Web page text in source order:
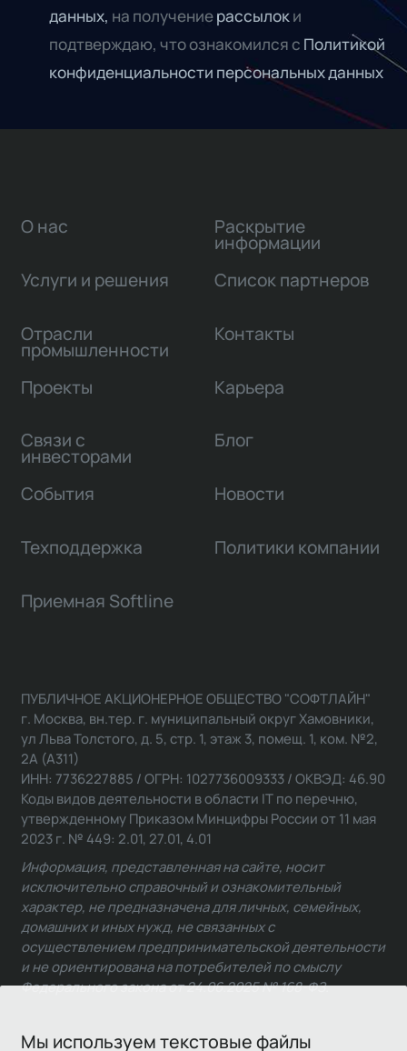
данных, на получениерассылоки
подтверждаю, что ознакомился с Политикой
конфиденциальности персональных данных
Мы используем текстовые файлы
О нас
Услуги и решения
Отрасли
промышленности
Проекты
Связи с
инвесторами
Раскрытие
информации
Список партнеров
Контакты
Карьера
Блог
События Новости
Техподдержка Политики компании
Приемная Softline
ПУБЛИЧНОЕ АКЦИОНЕРНОЕ ОБЩЕСТВО "СОФТЛАЙН"
г. Москва, вн.тер. г. муниципальный округ Хамовники,
ул Льва Толстого, д. 5, стр. 1, этаж 3, помещ. 1, ком. №2,
2А (А311)
ИНН: 7736227885 / ОГРН: 1027736009333 / ОКВЭД: 46.90
Коды видов деятельности в области IT по перечню,
утвержденному Приказом Минцифры России от 11 мая
2023 г. № 449: 2.01, 27.01, 4.01
Информация, представленная на сайте, носит
исключительно справочный и ознакомительный
характер, не предназначена для личных, семейных,
домашних и иных нужд, не связанных с
осуществлением предпринимательской деятельности
и не ориентирована на потребителей по смыслу
Федерального закона от 24.06.2025 № 168-ФЗ.